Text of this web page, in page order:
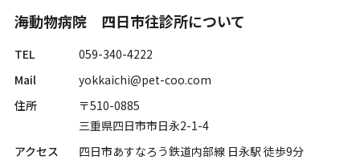
海動物病院 四日市往診所について
TEL
059-340-4222
Mail
yokkaichi@pet-coo.com
住所
〒510-0885
三重県四日市市日永2-1-4
アクセス
四日市あすなろう鉄道内部線 日永駅 徒歩9分